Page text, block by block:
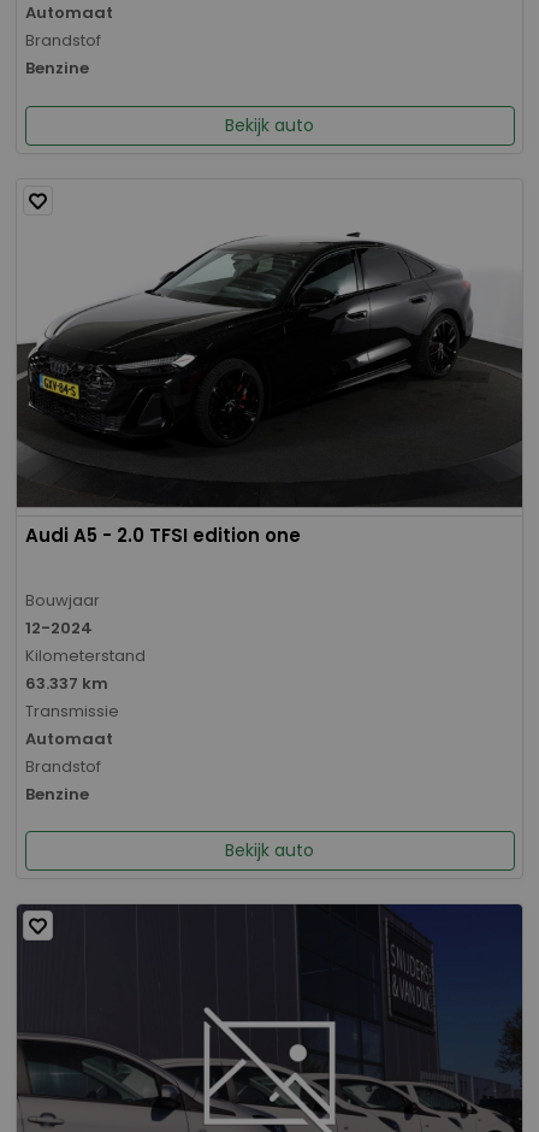
Automaat
Brandstof
Benzine
Bekijk auto
Audi A5 - 2.0 TFSI edition one
Bouwjaar
12-2024
Kilometerstand
63.337 km
Transmissie
Automaat
Brandstof
Benzine
Bekijk auto